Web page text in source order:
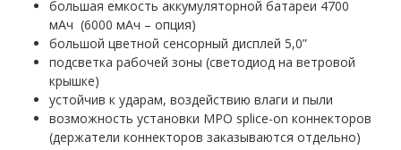
большая емкость аккумуляторной батареи 4700
мАч (6000 мАч – опция)
большой цветной сенсорный дисплей 5,0”
подсветка рабочей зоны (светодиод на ветровой
крышке)
устойчив к ударам, воздействию влаги и пыли
возможность установки MPO splice-on коннекторов
(держатели коннекторов заказываются отдельно)